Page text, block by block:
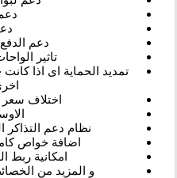
دعم
تاثير
اختلاف سعر
نظام دعم التذاكر
اضافة خواص
امكانية ربط
و المزيد من